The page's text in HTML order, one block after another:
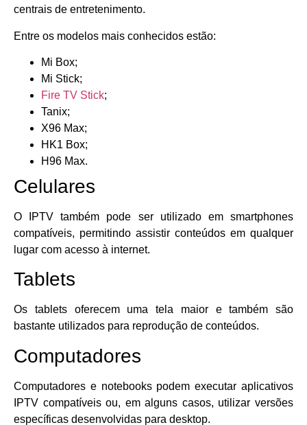
centrais de entretenimento.
Entre os modelos mais conhecidos estão:
Mi Box;
Mi Stick;
Fire TV Stick;
Tanix;
X96 Max;
HK1 Box;
H96 Max.
Celulares
O IPTV também pode ser utilizado em smartphones
compatíveis, permitindo assistir conteúdos em qualquer
lugar com acesso à internet.
Tablets
Os tablets oferecem uma tela maior e também são
bastante utilizados para reprodução de conteúdos.
Computadores
Computadores e notebooks podem executar aplicativos
IPTV compatíveis ou, em alguns casos, utilizar versões
específicas desenvolvidas para desktop.